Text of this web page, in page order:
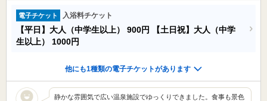
電子チケット 入浴料チケット
【平日】大人（中学生以上） 900円
【土日祝】大人（中学
生以上） 1000円
他にも1種類の電子チケットがあります
静かな雰囲気で広い温泉施設でゆっくりできました。食事も景色